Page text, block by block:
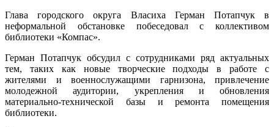
Глава городского округа Власиха Герман Потапчук в
неформальной обстановке побеседовал с коллективом
библиотеки «Компас».
Герман Потапчук обсудил с сотрудниками ряд актуальных
тем, таких как новые творческие подходы в работе с
жителями и военнослужащими гарнизона, привлечение
молодежной аудитории, укрепления и обновления
материально-технической базы и ремонта помещения
библиотеки.